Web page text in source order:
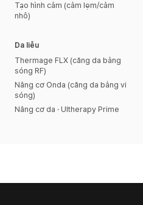
Tạo hình cằm (cằm lẹm/cằm
nhô)
Da liễu
Thermage FLX (căng da bằng
sóng RF)
Nâng cơ Onda (căng da bằng vi
sóng)
Nâng cơ da · Ultherapy Prime